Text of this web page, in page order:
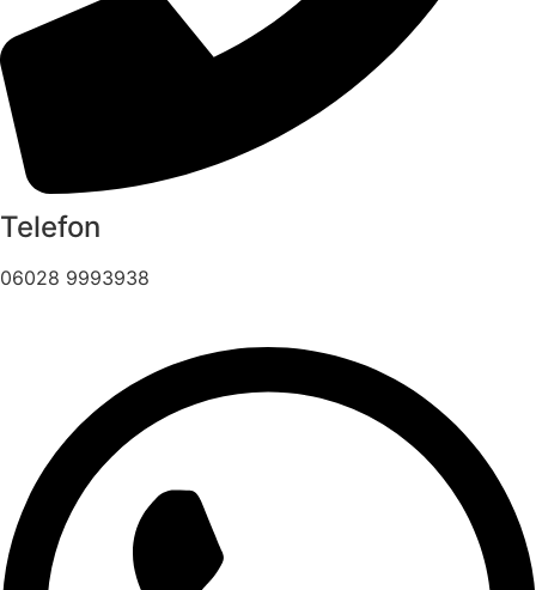
Telefon
06028 9993938